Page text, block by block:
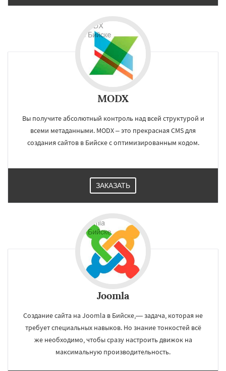
MODX
Вы получите абсолютный контроль над всей структурой и
всеми метаданными. MODX – это прекрасная CMS для
создания сайтов в Бийске с оптимизированным кодом.
ЗАКАЗАТЬ
Joomla
Создание сайта на Joomla в Бийске,— задача, которая не
требует специальных навыков. Но знание тонкостей всё
же необходимо, чтобы сразу настроить движок на
максимальную производительность.